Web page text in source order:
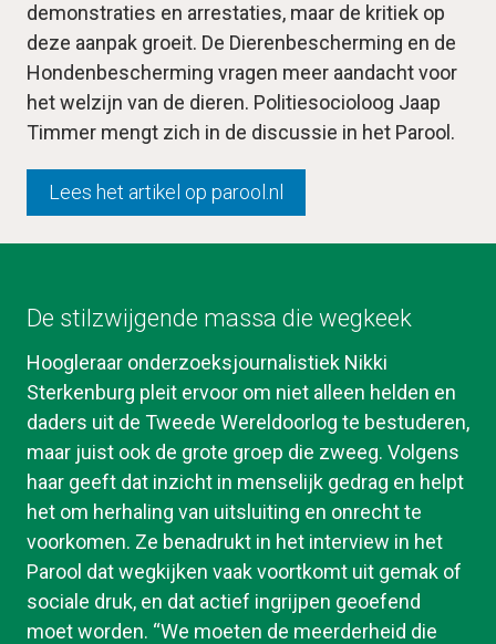
demonstraties en arrestaties, maar de kritiek op
deze aanpak groeit. De Dierenbescherming en de
Hondenbescherming vragen meer aandacht voor
het welzijn van de dieren. Politiesocioloog Jaap
Timmer mengt zich in de discussie in het Parool.
Lees het artikel op parool.nl
De stilzwijgende massa die wegkeek
Hoogleraar onderzoeksjournalistiek Nikki
Sterkenburg pleit ervoor om niet alleen helden en
daders uit de Tweede Wereldoorlog te bestuderen,
maar juist ook de grote groep die zweeg. Volgens
haar geeft dat inzicht in menselijk gedrag en helpt
het om herhaling van uitsluiting en onrecht te
voorkomen. Ze benadrukt in het interview in het
Parool dat wegkijken vaak voortkomt uit gemak of
sociale druk, en dat actief ingrijpen geoefend
moet worden. “We moeten de meerderheid die